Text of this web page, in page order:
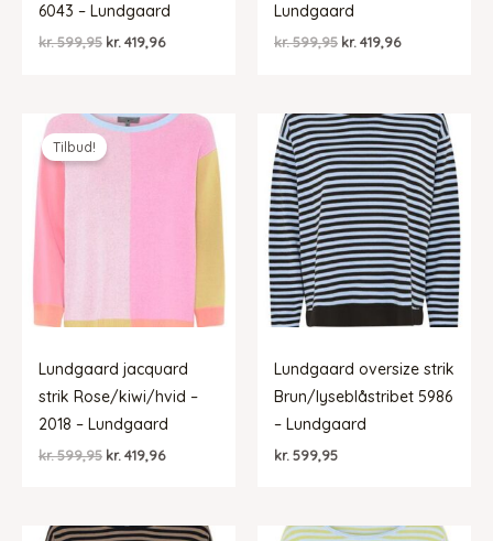
6043 – Lundgaard
kr.599,95 Den
kr. 599,95.
kr.419,96Den
kr. 419,96.
Lundgaard
kr.599,95 Den
kr. 599,95.
kr.419,96Den
kr. 419,96.
Tilbud!
Lundgaard jacquard
strik Rose/kiwi/hvid –
2018 – Lundgaard
kr.599,95 Den
kr. 599,95.
kr. 419,96Den
kr. 419,96.
Lundgaard oversize strik
Brun/lyseblåstribet 5986
– Lundgaard
kr. 599,95